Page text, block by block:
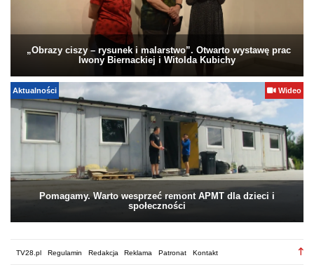
„Obrazy ciszy – rysunek i malarstwo”. Otwarto wystawę prac
Iwony Biernackiej i Witolda Kubichy
Aktualności Wideo
Pomagamy. Warto wesprzeć remont APMT dla dzieci i
społeczności
TV28.pl Regulamin Redakcja Reklama Patronat Kontakt